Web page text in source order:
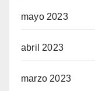
mayo 2023
abril 2023
marzo 2023